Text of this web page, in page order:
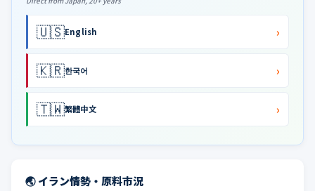
🇺🇸English ›
🇰🇷한국어 ›
🇹🇼繁體中文 ›
🌏 イラン情勢・原料市況